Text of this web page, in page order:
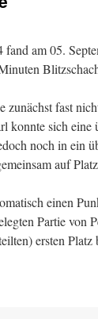
am 05.
fast
konnte sich eine
noch in ein
auf
einen
Partie von
ersten Platz